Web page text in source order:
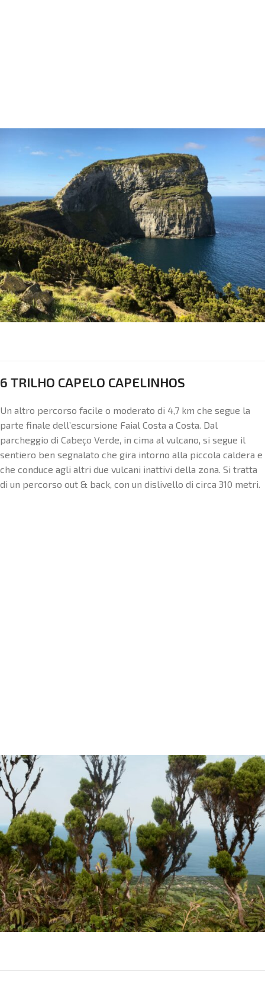
6 TRILHO CAPELO CAPELINHOS
Un altro percorso facile o moderato di 4,7 km che segue la
parte finale dell’escursione Faial Costa a Costa. Dal
parcheggio di Cabeço Verde, in cima al vulcano, si segue il
sentiero ben segnalato che gira intorno alla piccola caldera e
che conduce agli altri due vulcani inattivi della zona. Si tratta
di un percorso out & back, con un dislivello di circa 310 metri.